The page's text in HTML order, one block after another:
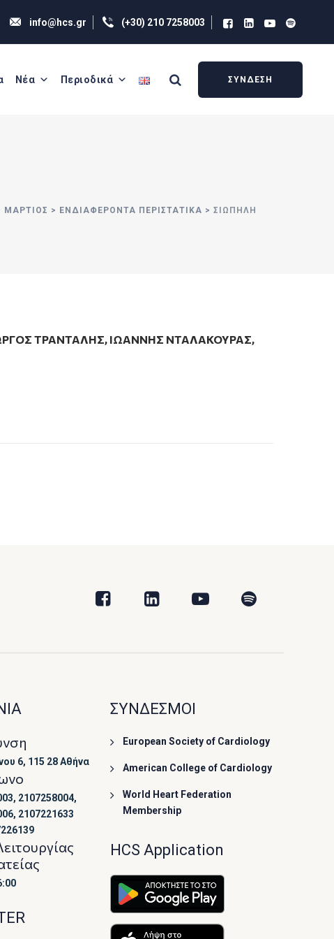
info@hcs.gr (+30) 210 7258003
Νέα Περιοδικά ΣΥΝΔΕΣΗ
ΜΑΡΤΙΟΣ > ΕΝΔΙΑΦΕΡΟΝΤΑ ΠΕΡΙΣΤΑΤΙΚΑ > ΣΙΩΠΗΛΉ
ΤΡΑΝΤΑΛΗΣ, ΙΩΑΝΝΗΣ ΝΤΑΛΑΚΟΥΡΑΣ,
6, 115 28 Αθήνα
2107258004,
2107221633
ΣΥΝΔΕΣΜΟΙ
European Society of Cardiology
American College of Cardiology
World Heart Federation
Membership
HCS Application